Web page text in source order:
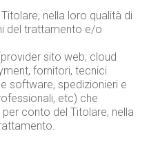
nella loro qualità di
del trattamento e/o
sito web, cloud
fornitori, tecnici
software, spedizionieri e
etc) che
conto del Titolare, nella